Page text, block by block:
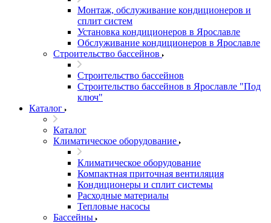
Монтаж, обслуживание кондиционеров и
сплит систем
Установка кондиционеров в Ярославле
Обслуживание кондиционеров в Ярославле
Строительство бассейнов
Строительство бассейнов
Строительство бассейнов в Ярославле "Под
ключ"
Каталог
Каталог
Климатическое оборудование
Климатическое оборудование
Компактная приточная вентиляция
Кондиционеры и сплит системы
Расходные материалы
Тепловые насосы
Бассейны